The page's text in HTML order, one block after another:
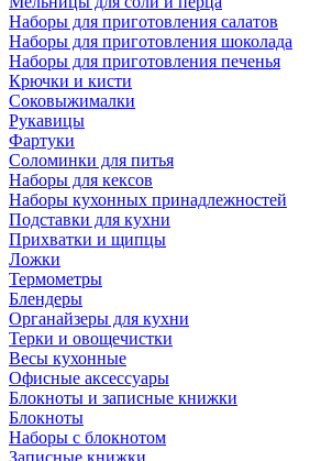
Наборы для приготовления салатов
Наборы для приготовления шоколада
Наборы для приготовления печенья
Крючки и кисти
Соковыжималки
Рукавицы
Фартуки
Соломинки для питья
Наборы для кексов
Наборы кухонных принадлежностей
Подставки для кухни
Прихватки и щипцы
Ложки
Термометры
Блендеры
Органайзеры для кухни
Терки и овощечистки
Весы кухонные
Офисные аксессуары
Блокноты и записные книжки
Блокноты
Наборы с блокнотом
Записные книжки